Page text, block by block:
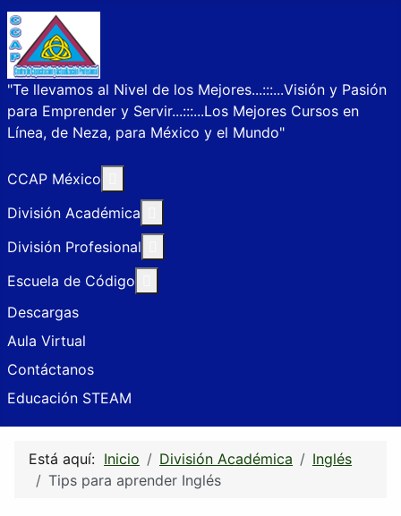
"Te llevamos al Nivel de los Mejores...:::...Visión y Pasión
para Emprender y Servir...:::...Los Mejores Cursos en
Línea, de Neza, para México y el Mundo"
CCAP México
División Académica
División Profesional
Escuela de Código
Descargas
Aula Virtual
Contáctanos
Educación STEAM
Está aquí: Inicio División Académica
Inglés
Tips para aprender Inglés